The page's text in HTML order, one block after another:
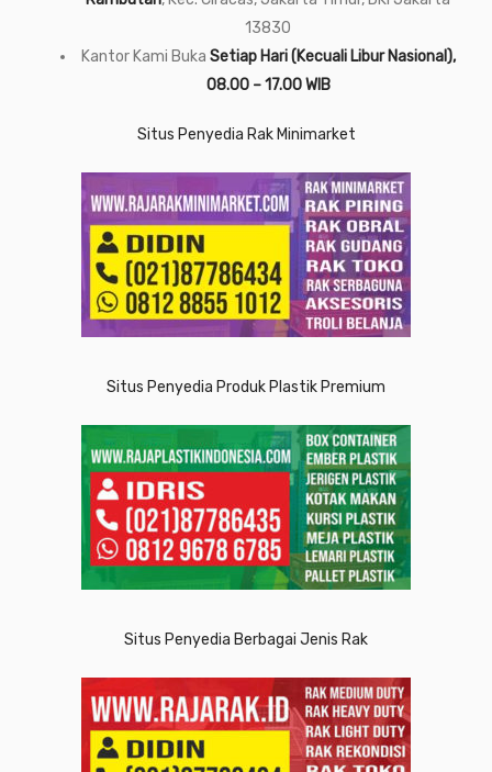
13830
Kantor Kami Buka Setiap Hari (Kecuali Libur Nasional),
08.00 – 17.00 WIB
Situs Penyedia Rak Minimarket
Situs Penyedia Produk Plastik Premium
Situs Penyedia Berbagai Jenis Rak